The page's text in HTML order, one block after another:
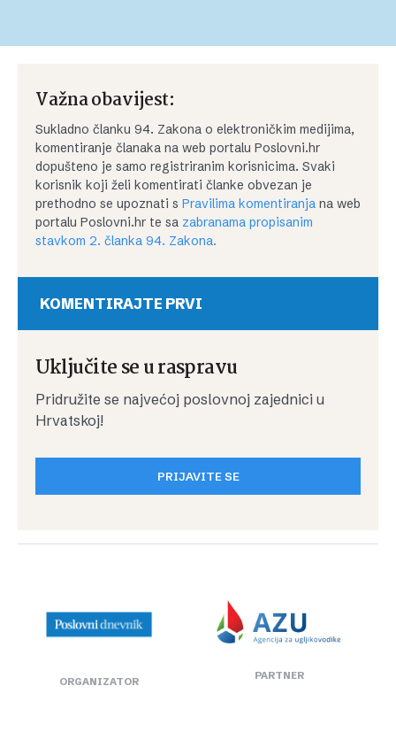
Važna obavijest:
Sukladno članku 94. Zakona o elektroničkim medijima,
komentiranje članaka na web portalu Poslovni.hr
dopušteno je samo registriranim korisnicima. Svaki
korisnik koji želi komentirati članke obvezan je
prethodno se upoznati s Pravilima komentiranja na web
portalu Poslovni.hr te sa zabranama propisanim
stavkom 2. članka 94. Zakona.
KOMENTIRAJTE PRVI
Uključite se u raspravu
Pridružite se najvećoj poslovnoj zajednici u
Hrvatskoj!
PRIJAVITE SE
ORGANIZATOR
PARTNER